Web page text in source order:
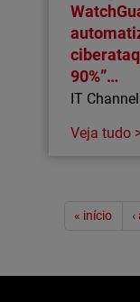
90%”…
IT Channel
Veja tudo
Paginação
« início